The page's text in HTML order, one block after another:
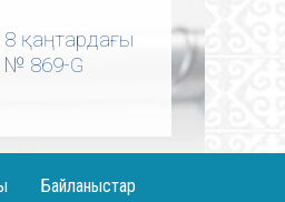
қаңтардағы
№ 869-G
Байланыстар